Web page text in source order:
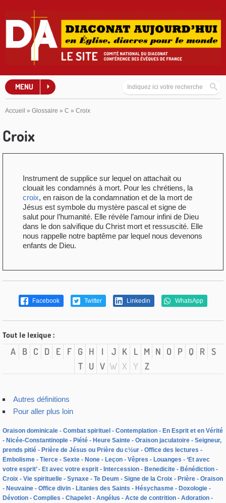
MENU
Accueil » Glossaire » C » Croix
Croix
Instrument de supplice sur lequel on attachait ou
clouait les condamnés à mort. Pour les chrétiens, la
croix, en raison de la condamnation et de la mort de
Jésus est symbole du mystère pascal et signe de
salut pour l’humanité. Elle révèle l’amour infini de Dieu
dans le don salvifique du Christ mort et ressuscité. Elle
nous rappelle notre baptême par lequel nous devenons
enfants de Dieu.
Facebook Twitter Linkedin WhatsApp
Tout le lexique :
A B C D E F G H I J K L M N O P Q R S
T
U V W X Y Z
Autres définitions
Pour aller plus loin
Oraison dominicale Combat spirituel Contemplation
En Esprit et en Vérité
Nicée-Constantinople
Piété Heure Sainte Oraison jaculatoire
Seigneur,
prends pitié
Prière de Jésus ou Prière du c½ur
Office des lectures
Embolisme
Tierce Sexte None Leçon Vêpres Louanges
‘Et avec
votre esprit’
Et avec votre esprit Intercession Benedicite
Bénédiction
Croix
Vie spirituelle Synaxe Te Deum Signe de la Croix Prière
Oraison
Neuvaine
Office divin Litanies des Saints Hésychasme
Doxologie
Dévotion
Complies Chapelet Angélus Acte de contrition
Adoration